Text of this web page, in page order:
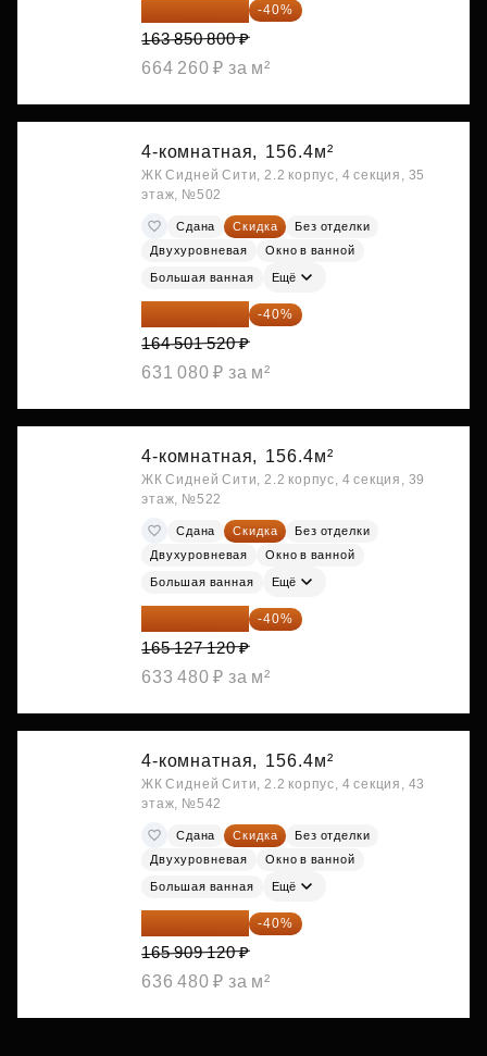
98 310 480 ₽ -40%
163 850 800 ₽
664 260 ₽ за м²
4-комнатная, 156.4м²
ЖК Сидней Сити, 2.2 корпус, 4 секция, 35
этаж, №502
Сдана Скидка
Без отделки
Двухуровневая
Окно в ванной
Большая ванная Ещё
98 700 912 ₽ -40%
164 501 520 ₽
631 080 ₽ за м²
4-комнатная, 156.4м²
ЖК Сидней Сити, 2.2 корпус, 4 секция, 39
этаж, №522
Сдана Скидка
Без отделки
Двухуровневая
Окно в ванной
Большая ванная Ещё
99 076 272 ₽ -40%
165 127 120 ₽
633 480 ₽ за м²
4-комнатная, 156.4м²
ЖК Сидней Сити, 2.2 корпус, 4 секция, 43
этаж, №542
Сдана Скидка
Без отделки
Двухуровневая
Окно в ванной
Большая ванная Ещё
99 545 472 ₽ -40%
165 909 120 ₽
636 480 ₽ за м²